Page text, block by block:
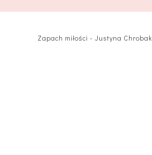
Zapach miłości - Justyna Chrobak